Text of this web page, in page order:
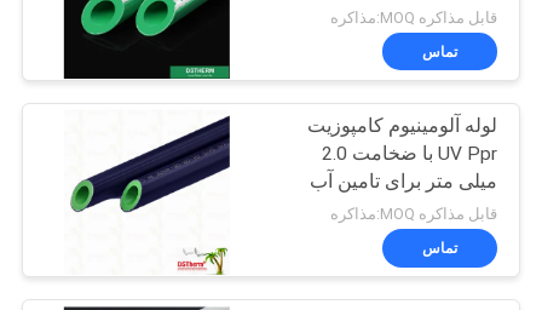
تماس
بگیرید
اخبار
موارد
قابل مذاکره MOQ:مذاکره
تماس
لوله آلومینیوم کامپوزیت
UV Ppr با ضخامت 2.0
میلی متر برای تامین آب
ساختمان های عمومی
قابل مذاکره MOQ:مذاکره
تماس